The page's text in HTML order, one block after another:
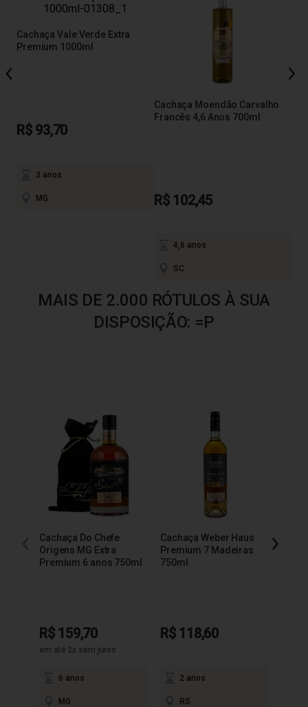
Cachaça Vale Verde Extra
Premium 1000ml
R$ 93,70
3 anos
MG
Cachaça Moendão Carvalho
Francês 4,6 Anos 700ml
R$ 102,45
4,6 anos
SC
MAIS DE 2.000 RÓTULOS À SUA
DISPOSIÇÃO: =P
Cachaça Do Chefe
Origens MG Extra
Premium 6 anos 750ml
R$ 159,70
em até 2x sem juros
6 anos
MG
Cachaça Weber Haus
Premium 7 Madeiras
750ml
R$ 118,60
2 anos
RS